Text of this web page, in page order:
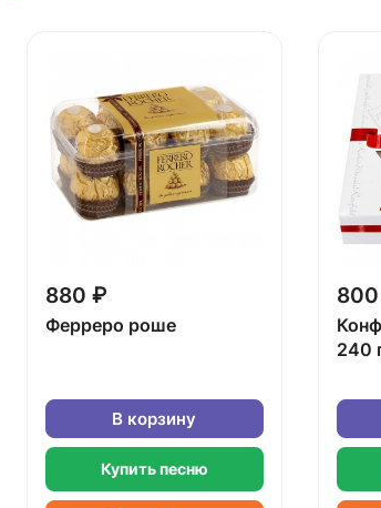
880 ₽
Ферреро роше
В корзину
Купить песню
240